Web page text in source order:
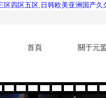
区四区五区,日韩欧美亚洲国产久
首頁 關于元